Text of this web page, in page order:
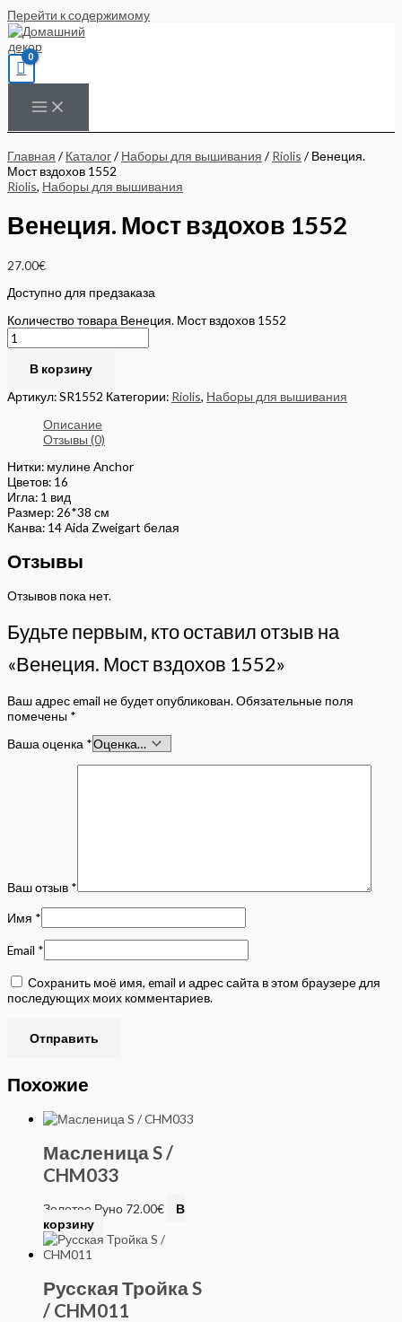
Перейти к содержимому
Главная / Каталог/ Наборы для вышивания / Riolis / Венеция.
Мост вздохов 1552
Riolis, Наборы для вышивания
Венеция. Мост вздохов 1552
27.00€
Доступно для предзаказа
Количество товара Венеция. Мост вздохов 1552
В корзину
Артикул:SR1552 Категории: Riolis, Наборы для вышивания
Описание
Отзывы (0)
Нитки: мулине Anchor
Цветов: 16
Игла: 1 вид
Размер: 26*38 см
Канва: 14 Aida Zweigart белая
Отзывы
Отзывов пока нет.
Будьте первым, кто оставил отзыв на
«Венеция. Мост вздохов 1552»
Ваш адрес email не будет опубликован.Обязательные поля
помечены *
Ваша оценка *
Ваш отзыв *
Имя *
Email *
Сохранить моё имя, email и адрес сайта в этом браузере для
последующих моих комментариев.
Похожие
Масленица S /
CHM033
Золотое Руно 72.00€
В
корзину
Русская Тройка S
/ CHM011